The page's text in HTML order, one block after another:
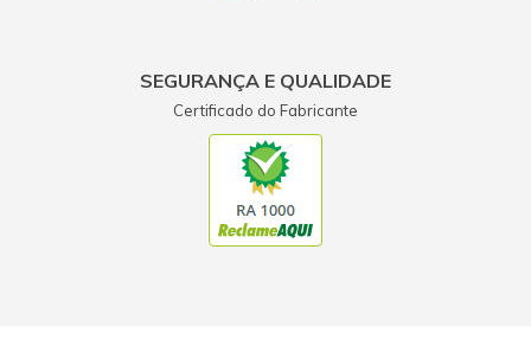
SEGURANÇA E QUALIDADE
Certificado do Fabricante